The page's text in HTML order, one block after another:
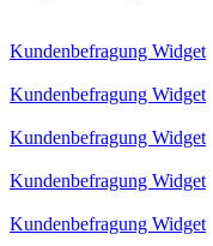
Kundenbefragung Widget
Kundenbefragung Widget
Kundenbefragung Widget
Kundenbefragung Widget
Kundenbefragung Widget